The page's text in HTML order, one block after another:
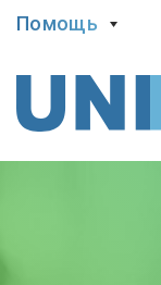
Помощь